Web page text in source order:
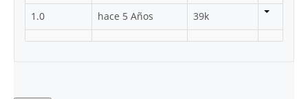
1.0
hace 5 Años 39k